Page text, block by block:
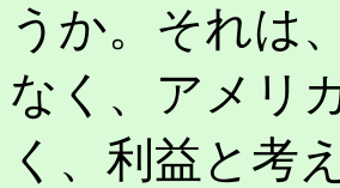
うか。それは
なく、アメリ
く、利益と考